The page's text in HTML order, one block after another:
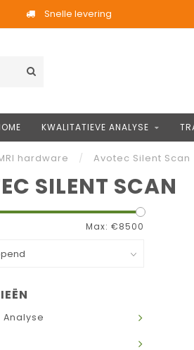
Snelle levering
KWALITATIEVE ANALYSE
hardware / Avotec Silent Scan
SILENT SCAN
Max: €8500